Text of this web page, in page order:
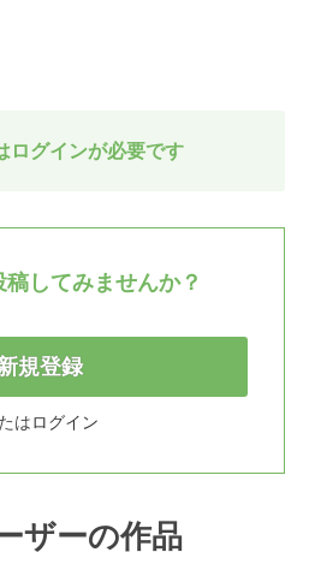
ログインが必要です
してみませんか？
規登録
はログイン
ザーの作品